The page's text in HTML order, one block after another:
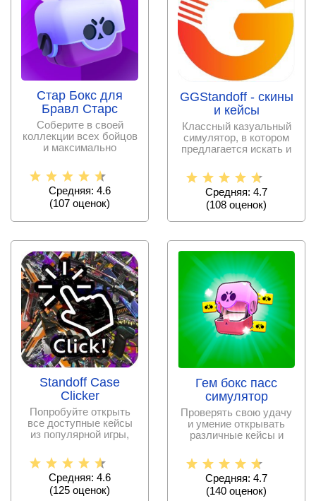
Стар Бокс для
Бравл Старс
Соберите в своей
коллекции всех бойцов
и максимально
будущих
Средняя: 4.6
(107 оценок)
GGStandoff - скины
и кейсы
Классный казуальный
симулятор, в котором
предлагается искать и
Средняя: 4.7
(108 оценок)
Standoff Case
Clicker
Попробуйте открыть
все доступные кейсы
из популярной игры,
Средняя: 4.6
(125 оценок)
Гем бокс пасс
симулятор
Проверять свою удачу
и умение открывать
различные кейсы и
требует
Средняя: 4.7
(140 оценок)